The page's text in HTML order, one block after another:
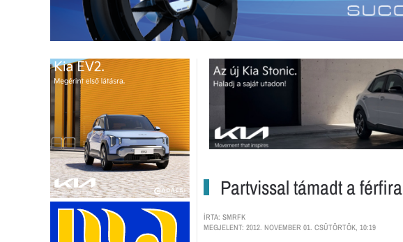
Partvissal támadt a férfira
ÍRTA: SMRFK
MEGJELENT: 2012. NOVEMBER 01. CSÜTÖRTÖK, 10:19